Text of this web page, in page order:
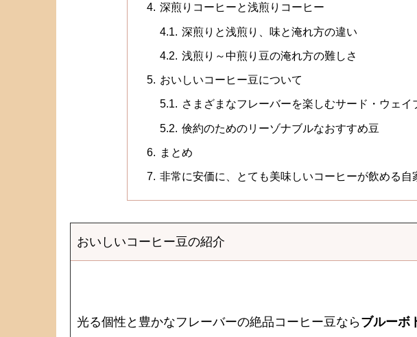
深煎りコーヒーと浅煎りコーヒー
深煎りと浅煎り、味と淹れ方の違い
浅煎り～中煎り豆の淹れ方の難しさ
おいしいコーヒー豆について
さまざまなフレーバーを楽しむサード・ウェイ
倹約のためのリーゾナブルなおすすめ豆
まとめ
非常に安価に、とても美味しいコーヒーが飲める自
おいしいコーヒー豆の紹介
光る個性と豊かなフレーバーの絶品コーヒー豆ならブルーボ